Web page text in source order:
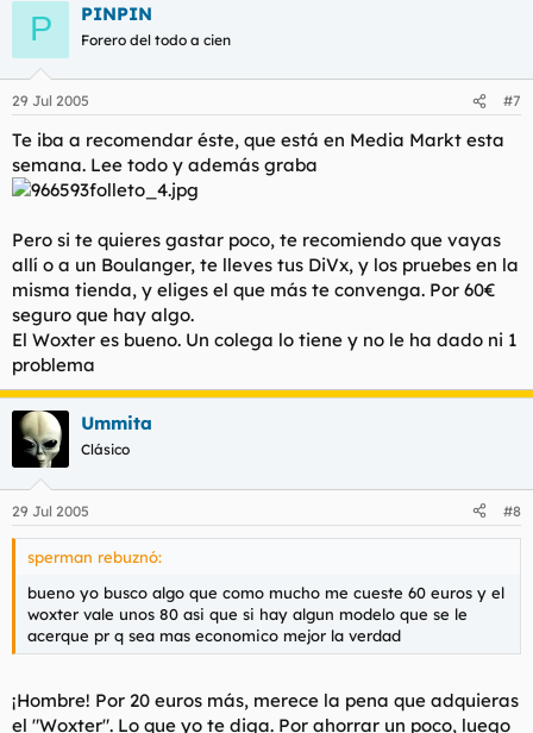
P PINPIN
Forero del todo a cien
29 Jul 2005 #7
Te iba a recomendar éste, que está en Media Markt esta
semana. Lee todo y además graba
Pero si te quieres gastar poco, te recomiendo que vayas
allí o a un Boulanger, te lleves tus DiVx, y los pruebes en la
misma tienda, y eliges el que más te convenga. Por 60€
seguro que hay algo.
El Woxter es bueno. Un colega lo tiene y no le ha dado ni 1
problema
Ummita
Clásico
29 Jul 2005 #8
sperman rebuznó:
bueno yo busco algo que como mucho me cueste 60 euros y el
woxter vale unos 80 asi que si hay algun modelo que se le
acerque pr q sea mas economico mejor la verdad
¡Hombre! Por 20 euros más, merece la pena que adquieras
el "Woxter". Lo que yo te diga. Por ahorrar un poco, luego